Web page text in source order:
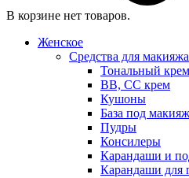
В корзине нет товаров.
Женское
Средства для макияжа
Тональный крем
BB, CC крем
Кушоны
База под
Пудры
Консилеры
Карандаши и
Карандаши для